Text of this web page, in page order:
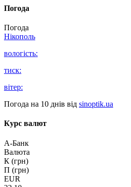
Погода
Погода
Нікополь
вологість:
тиск:
вітер:
Погода на 10 днів від sinoptik.ua
Курс валют
А-Банк
Валюта
К (грн)
П (грн)
EUR